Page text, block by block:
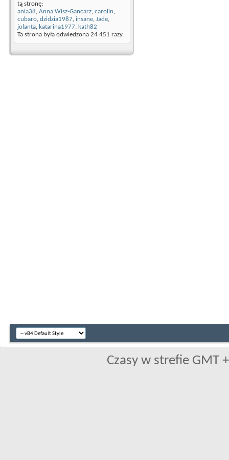
tą stronę:
ania38, Anna Wisz-Gancarz, carolin,
cubaro, dzidzia1987, insane, Jade,
jolanta, katarina1977, kath82
Ta strona była odwiedzona 24 451 razy.
Czasy w strefie GMT